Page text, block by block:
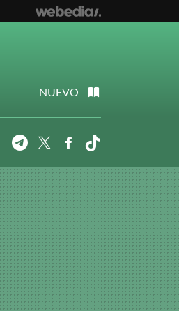
NUEVO
TelegramTwitterFacebook